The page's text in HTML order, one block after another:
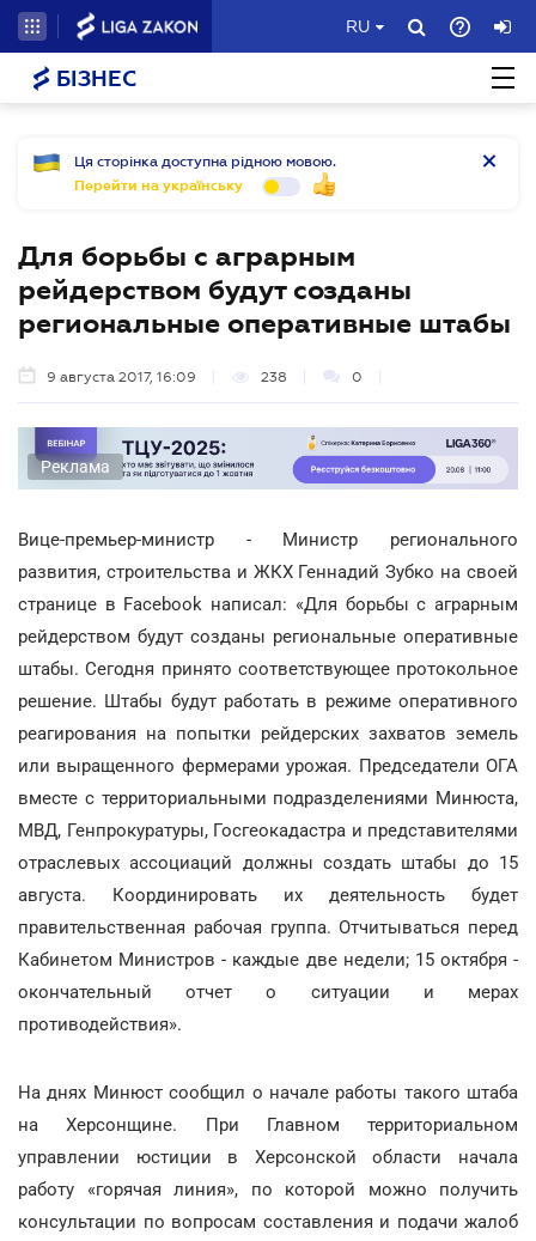
RU
БІЗНЕС
Ця сторінка доступна рідною мовою.
Перейти на українську
Для борьбы с аграрным
рейдерством будут созданы
региональные оперативные штабы
9 августа 2017, 16:09 238 0
Реклама
Вице-премьер-министр - Министр регионального
развития, строительства и ЖКХ Геннадий Зубко на своей
странице в Facebook написал: «Для борьбы с аграрным
рейдерством будут созданы региональные оперативные
штабы. Сегодня принято соответствующее протокольное
решение. Штабы будут работать в режиме оперативного
реагирования на попытки рейдерских захватов земель
или выращенного фермерами урожая. Председатели ОГА
вместе с территориальными подразделениями Минюста,
МВД, Генпрокуратуры, Госгеокадастра и представителями
отраслевых ассоциаций должны создать штабы до 15
августа. Координировать их деятельность будет
правительственная рабочая группа. Отчитываться перед
Кабинетом Министров - каждые две недели; 15 октября -
окончательный отчет о ситуации и мерах
противодействия».
На днях Минюст сообщил о начале работы такого штаба
на Херсонщине. При Главном территориальном
управлении юстиции в Херсонской области начала
работу «горячая линия», по которой можно получить
консультации по вопросам составления и подачи жалоб